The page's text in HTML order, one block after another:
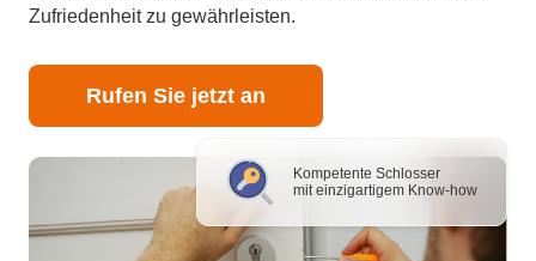
Kompetente Schlosser
mit einzigartigem Know-how
Zufriedenheit zu gewährleisten.
Rufen Sie jetzt an